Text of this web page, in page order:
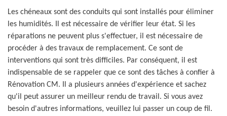
Les chéneaux sont des conduits qui sont installés pour éliminer
les humidités. Il est nécessaire de vérifier leur état. Si les
réparations ne peuvent plus s'effectuer, il est nécessaire de
procéder à des travaux de remplacement. Ce sont de
interventions qui sont très difficiles. Par conséquent, il est
indispensable de se rappeler que ce sont des tâches à confier à
Rénovation CM. Il a plusieurs années d'expérience et sachez
qu'il peut assurer un meilleur rendu de travail. Si vous avez
besoin d'autres informations, veuillez lui passer un coup de fil.